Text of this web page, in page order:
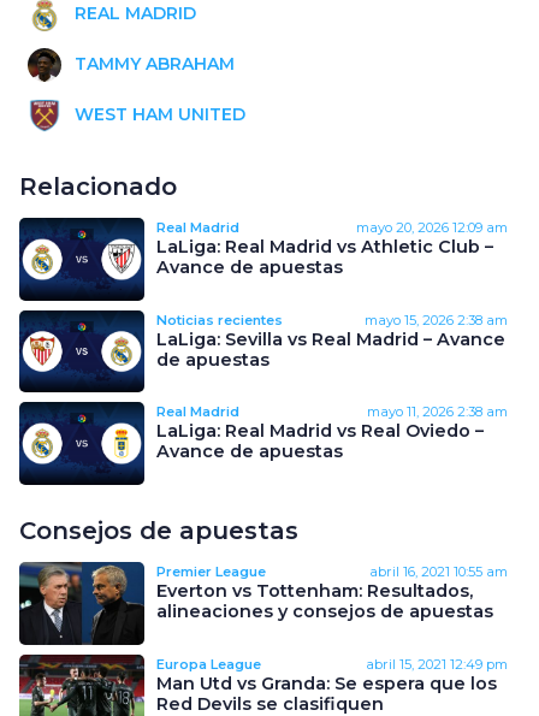
REAL MADRID
TAMMY ABRAHAM
WEST HAM UNITED
Relacionado
Real Madrid mayo 20, 2026 12:09 am
LaLiga: Real Madrid vs Athletic Club –
Avance de apuestas
Noticias recientes mayo 15, 2026 2:38 am
LaLiga: Sevilla vs Real Madrid – Avance
de apuestas
Real Madrid mayo 11, 2026 2:38 am
LaLiga: Real Madrid vs Real Oviedo –
Avance de apuestas
Consejos de apuestas
Premier League abril 16, 2021 10:55 am
Everton vs Tottenham: Resultados,
alineaciones y consejos de apuestas
Europa League abril 15, 2021 12:49 pm
Man Utd vs Granda: Se espera que los
Red Devils se clasifiquen